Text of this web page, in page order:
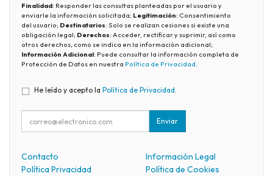
Finalidad: Responder las consultas planteadas por el usuario y
enviarle la información solicitada; Legitimación: Consentimiento
del usuario; Destinatarios: Solo se realizan cesiones si existe una
obligación legal; Derechos: Acceder, rectificar y suprimir, así como
otros derechos, como se indica en la información adicional;
Información Adicional: Puede consultar la información completa de
Protección de Datos en nuestra Política de Privacidad
He leído y acepto la Política de Privacidad.
Enviar
Contacto
Información Legal
Política Privacidad
Política de Cookies